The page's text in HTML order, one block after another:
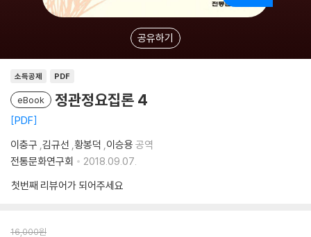
공유하기
소득공제 PDF
eBook 정관정요집론 4
PDF
이충구 ,김규선 ,황봉덕 ,이승용 공역
전통문화연구회
2018.09.07.
첫번째 리뷰어가 되어주세요
16,000원